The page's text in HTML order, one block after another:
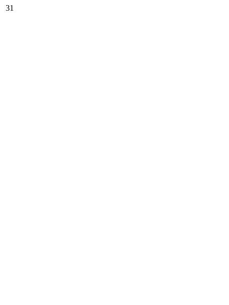
31